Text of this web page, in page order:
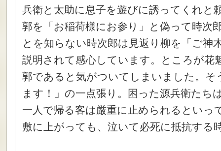
兵衛と太助に息子を遊びに誘ってくれと
郭を「お稲荷様にお参り」と偽って時次
とを知らない時次郎は見返り柳を「ご神
説明されて感心しています。ところが花
郭であると気がついてしまいました。そ
ます！」の一点張り。困った源兵衛たち
一人で帰る客は厳重に止められるといっ
敷に上がっても、泣いて必死に抵抗す